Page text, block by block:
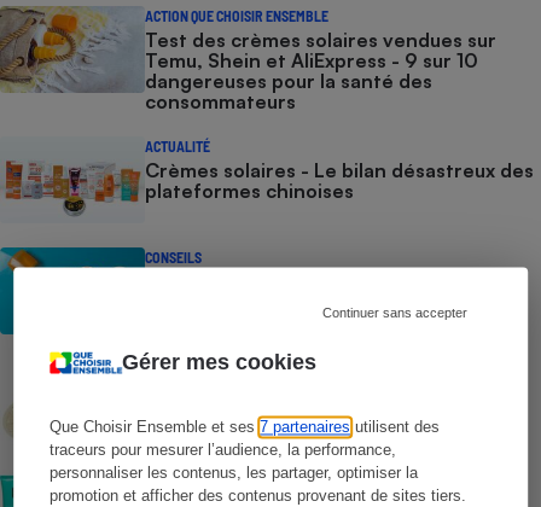
Gérer mes cookies
Que Choisir Ensemble et ses7 partenaires utilisent des
traceurs pour mesurer l’audience, la performance,
personnaliser les contenus, les partager, optimiser la
promotion et afficher des contenus provenant de sites tiers.
Continuer sans accepter
ACTION QUE CHOISIR ENSEMBLE
Test des crèmes solaires vendues sur
Temu, Shein et AliExpress - 9 sur 10
dangereuses pour la santé des
consommateurs
ACTUALITÉ
Crèmes solaires - Le bilan désastreux des
plateformes chinoises
CONSEILS
COMMENT NOUS TESTONS
COMMENT NOUS TESTONS